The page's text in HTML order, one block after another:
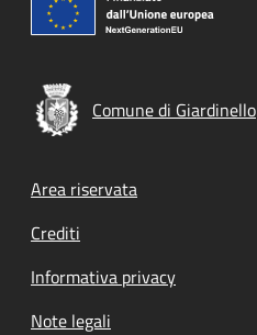
Comune di Giardinello
Footer menu
Area riservata
Crediti
Informativa privacy
Note legali